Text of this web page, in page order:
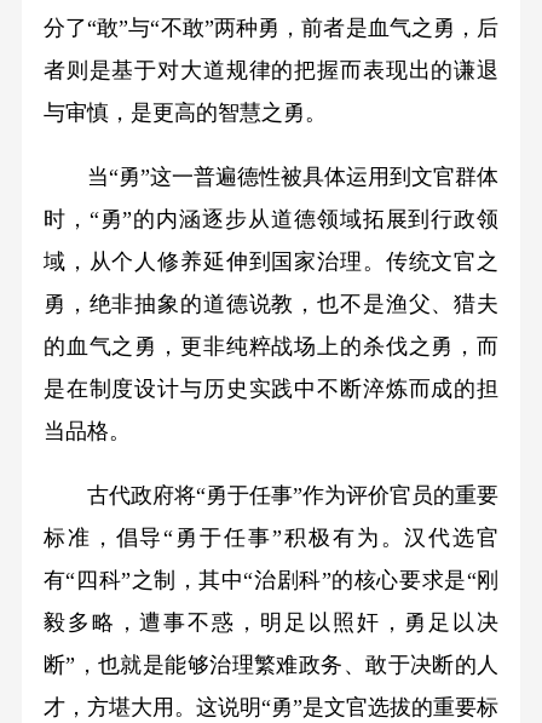
分了“敢”与“不敢”两种勇，前者是血气之勇，后
者则是基于对大道规律的把握而表现出的谦退
与审慎，是更高的智慧之勇。
当“勇”这一普遍德性被具体运用到文官群体
时，“勇”的内涵逐步从道德领域拓展到行政领
域，从个人修养延伸到国家治理。传统文官之
勇，绝非抽象的道德说教，也不是渔父、猎夫
的血气之勇，更非纯粹战场上的杀伐之勇，而
是在制度设计与历史实践中不断淬炼而成的担
当品格。
古代政府将“勇于任事”作为评价官员的重要
标准，倡导“勇于任事”积极有为。汉代选官
有“四科”之制，其中“治剧科”的核心要求是“刚
毅多略，遭事不惑，明足以照奸，勇足以决
断”，也就是能够治理繁难政务、敢于决断的人
才，方堪大用。这说明“勇”是文官选拔的重要标